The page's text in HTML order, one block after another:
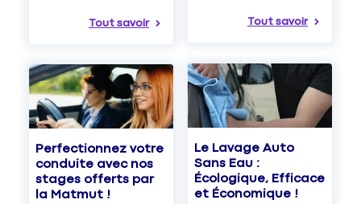
Tout savoir Tout savoir
Perfectionnez votre
conduite avec nos
stages offerts par
la Matmut !
Le Lavage Auto
Sans Eau :
Écologique, Efficace
et Économique !